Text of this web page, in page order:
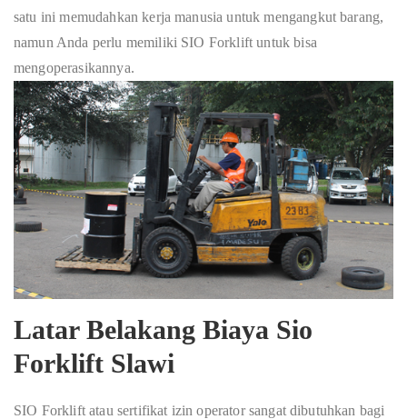
satu ini memudahkan kerja manusia untuk mengangkut barang,
namun Anda perlu memiliki SIO Forklift untuk bisa
mengoperasikannya.
Latar Belakang Biaya Sio
Forklift Slawi
SIO Forklift atau sertifikat izin operator sangat dibutuhkan bagi